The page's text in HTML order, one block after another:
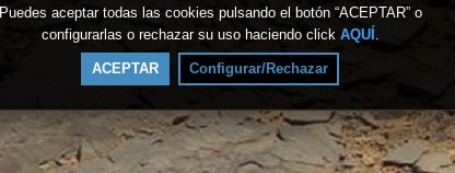
Puedes aceptar todas las cookies pulsando el botón “ACEPTAR” o
configurarlas o rechazar su uso haciendo click AQUÍ .
ACEPTAR Configurar/Rechazar